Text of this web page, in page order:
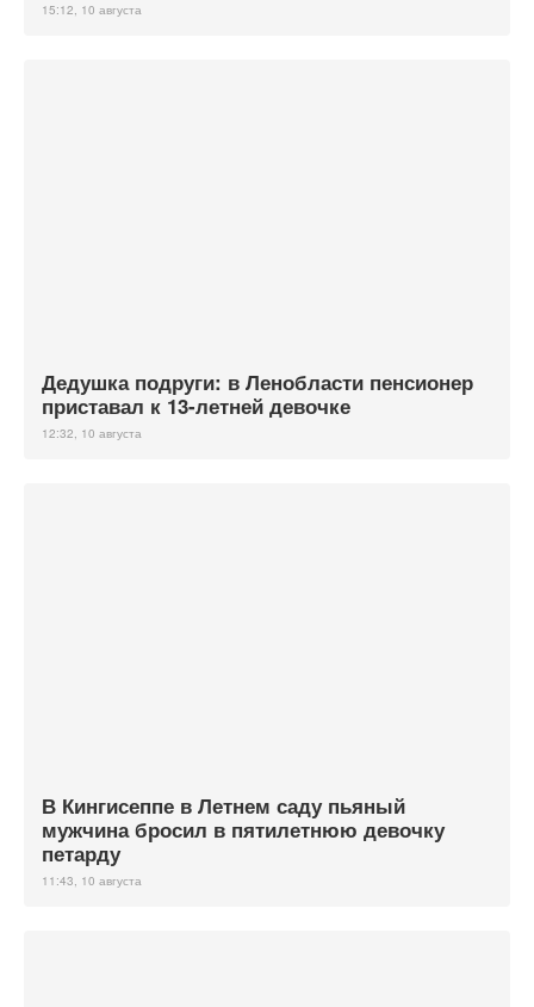
15:12, 10 августа
Дедушка подруги: в Ленобласти пенсионер
приставал к 13-летней девочке
12:32, 10 августа
В Кингисеппе в Летнем саду пьяный
мужчина бросил в пятилетнюю девочку
петарду
11:43, 10 августа